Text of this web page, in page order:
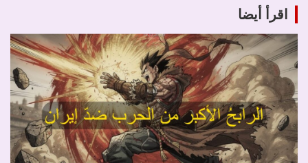
اقرأ أيضا